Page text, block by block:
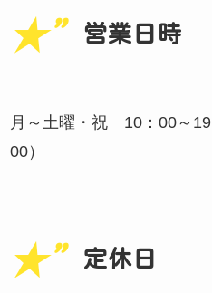
営業日時
月～土曜・祝 10：00～19
00）
定休日